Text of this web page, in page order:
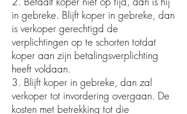
in gebreke. Blijft koper in gebreke, dan
is verkoper gerechtigd de
verplichtingen op te schorten totdat
koper aan zijn betalingsverplichting
heeft voldaan.
3. Blijft koper in gebreke, dan zal
verkoper tot invordering overgaan. De
kosten met betrekking tot die